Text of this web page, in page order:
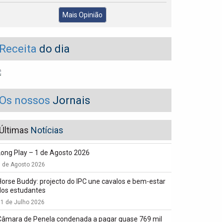
Mais Opinião
do dia
nossos Jornais
Notícias
Play – 1 de Agosto 2026
de Agosto 2026
Buddy: projecto do IPC une cavalos e bem-estar
estudantes
de Julho 2026
de Penela condenada a pagar quase 769 mil